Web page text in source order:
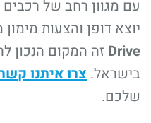
עם מגוון רחב של רכבים
יוצא דופן והצעות
Drive זה המקום הנכון
בישראל. צרו איתנו
שלכם.